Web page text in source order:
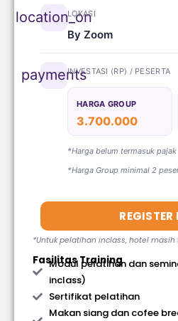
location_on
LOKASI
By Zoom
paymentsINVESTASI (RP) / PESERTA
HARGA GROUP
3.700.000
*Harga belum termasuk pajak
*Harga Group minimal 2
*Untuk pelatihan inclass, hotel
Fasilitas Training
Modul pelatihan dan
inclass)
Sertifikat pelatihan
Makan siang dan cofee